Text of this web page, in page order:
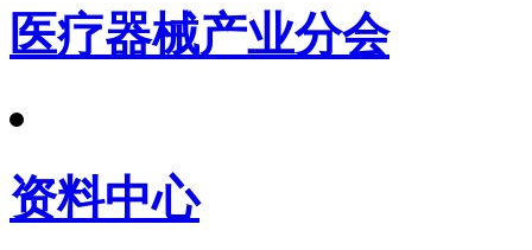
医疗器械产业分会
资料中心